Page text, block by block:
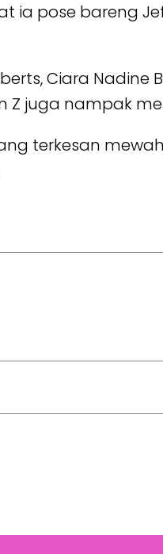
pose bareng
Ciara Nadine
juga nampak
terkesan